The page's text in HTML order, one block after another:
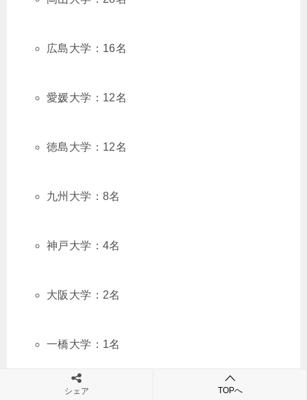
広島大学：16名
愛媛大学：12名
徳島大学：12名
九州大学：8名
神戸大学：4名
大阪大学：2名
一橋大学：1名
主な難関私立大学
シェア TOPへ